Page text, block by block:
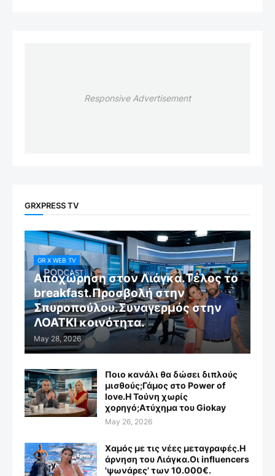
Responsive Advertisement
GRXPRESS TV
GR X WEB TV
Αποχώρηση στον Λιάγκα.Τέλος το
breakfast.Προσβολή στην
Σπυροπούλου.Συναγερμός στην
ΛΟΑΤΚΙ κοινότητα.
May 28, 2026
Ποιο κανάλι θα δώσει διπλούς
μισθούς;Γάμος στο Power of
love.Η Τούνη χωρίς
χορηγό;Aτύχημα του Giokay
May 26, 2026
Χαμός με τις νέες μεταγραφές.Η
άρνηση του Λιάγκα.Οι influencers
'ψωνάρες' των 10.000€.